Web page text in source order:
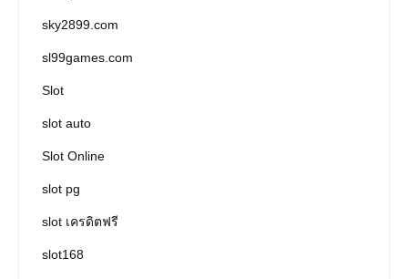
sky2899.com
sl99games.com
Slot
slot auto
Slot Online
slot pg
slot เครดิตฟรี
slot168